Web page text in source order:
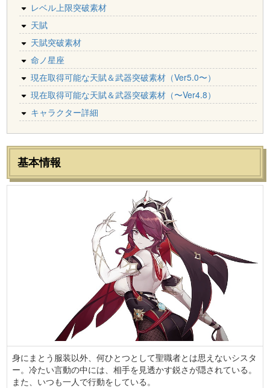
レベル上限突破素材
天賦
天賦突破素材
命ノ星座
現在取得可能な天賦＆武器突破素材（Ver5.0〜）
現在取得可能な天賦＆武器突破素材（〜Ver4.8）
キャラクター詳細
基本情報
身にまとう服装以外、何ひとつとして聖職者とは思えないシスタ
ー。冷たい言動の中には、相手を見透かす鋭さが隠されている。
また、いつも一人で行動をしている。